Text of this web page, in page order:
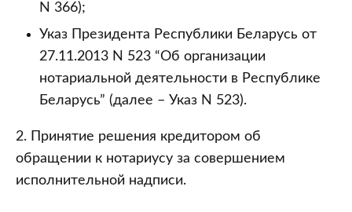
N 366);
Указ Президента Республики Беларусь от
27.11.2013 N 523 “Об организации
нотариальной деятельности в Республике
Беларусь” (далее – Указ N 523).
2. Принятие решения кредитором об
обращении к нотариусу за совершением
исполнительной надписи.